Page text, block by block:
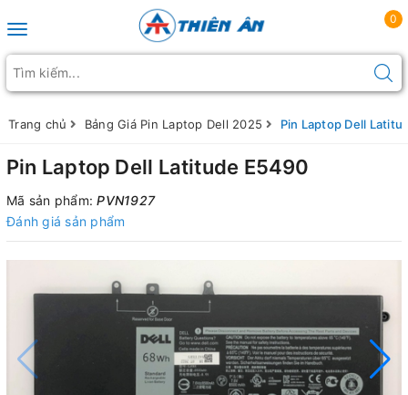
Toggle navigation
0
Trang chủ Bảng Giá Pin Laptop Dell 2025 Pin Laptop Dell
Pin Laptop Dell Latitude E5490
Mã sản phẩm:PVN1927
Đánh giá sản phẩm